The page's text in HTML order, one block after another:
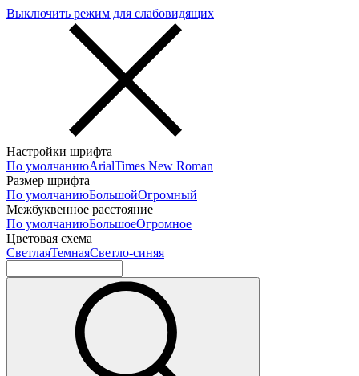
Выключить режим для слабовидящих
Настройки шрифта
По умолчаниюArialTimes New Roman
Размер шрифта
По умолчаниюБольшойОгромный
Межбуквенное расстояние
По умолчаниюБольшоеОгромное
Цветовая схема
СветлаяТемнаяСветло-синяя